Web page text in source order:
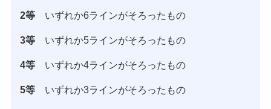
2等 いずれか6ラインがそろったもの
3等 いずれか5ラインがそろったもの
4等 いずれか4ラインがそろったもの
5等 いずれか3ラインがそろったもの